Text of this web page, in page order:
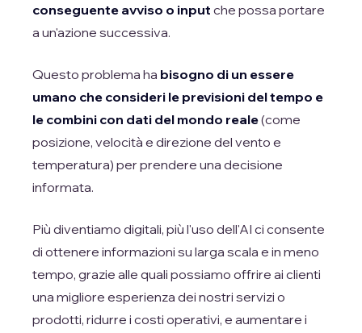
conseguente avviso o input che possa portare
a un'azione successiva.
Questo problema ha bisogno di un essere
umano che consideri le previsioni del tempo e
le combini con dati del mondo reale(come
posizione, velocità e direzione del vento e
temperatura) per prendere una decisione
informata.
Più diventiamo digitali, più l'uso dell'AI ci consente
di ottenere informazioni su larga scala e in meno
tempo, grazie alle quali possiamo offrire ai clienti
una migliore esperienza dei nostri servizi o
prodotti, ridurre i costi operativi, e aumentare i